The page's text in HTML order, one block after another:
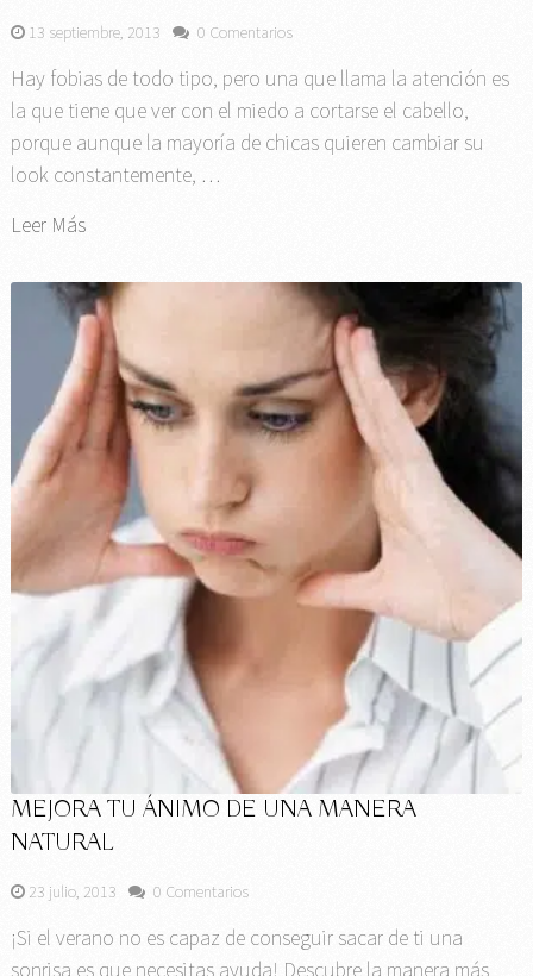
13 septiembre, 2013 0 Comentarios
Hay fobias de todo tipo, pero una que llama la atención es
la que tiene que ver con el miedo a cortarse el cabello,
porque aunque la mayoría de chicas quieren cambiar su
look constantemente, …
Leer Más
MEJORA TU ÁNIMO DE UNA MANERA
NATURAL
23 julio, 2013 0 Comentarios
¡Si el verano no es capaz de conseguir sacar de ti una
sonrisa es que necesitas ayuda! Descubre la manera más